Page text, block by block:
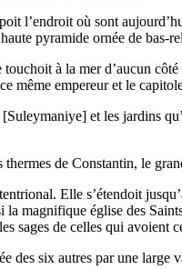
l’endroit où sont
pyramide ornée de
à la mer d’aucun
même empereur et le
et les jardins
de Constantin, le
Elle s’étendoit
magnifique église des
sages de celles qui avoient
des six autres par une